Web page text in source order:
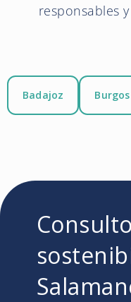
responsables
Badajoz Burgos